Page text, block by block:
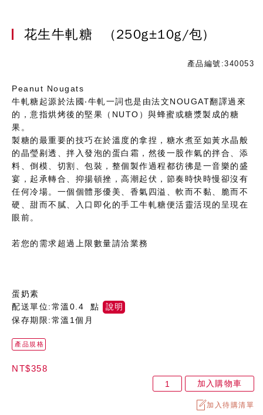
花生牛軋糖 (250g±10g/包)
產品編號:340053
Peanut Nougats
牛軋糖起源於法國‧牛軋一詞也是由法文NOUGAT翻譯過來
的，意指烘烤後的堅果（NUTO）與蜂蜜或糖漿製成的糖
果。
製糖的最重要的技巧在於溫度的拿捏，糖水煮至如黃水晶般
的晶瑩剔透、拌入發泡的蛋白霜，然後一股作氣的拌合、添
料、倒模、切割、包裝，整個製作過程都彷彿是一音樂的盛
宴，起承轉合、抑揚頓挫，高潮起伏，節奏時快時慢卻沒有
任何冷場。一個個體形優美、香氣四溢、軟而不黏、脆而不
硬、甜而不膩、入口即化的手工牛軋糖便活靈活現的呈現在
眼前。
若您的需求超過上限數量請洽業務
蛋奶素
配送單位:常溫0.4 點
說明
保存期限:常溫1個月
產品規格
NT$358
加入購物車
加入待購清單